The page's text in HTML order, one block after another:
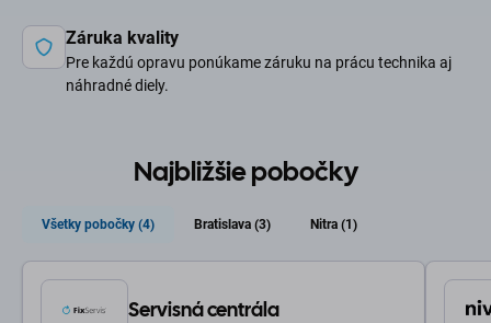
Záruka kvality
Pre každú opravu ponúkame záruku na prácu technika aj
náhradné diely.
Najbližšie pobočky
Všetky pobočky (4) Bratislava (3) Nitra (1)
Servisná centrála